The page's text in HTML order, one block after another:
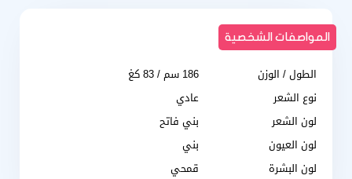
المواصفات الشخصية
الطول / الوزن
186 سم / 83 كغ
نوع الشعر
عادي
لون الشعر
بني فاتح
لون العيون
بني
لون البشرة
قمحي